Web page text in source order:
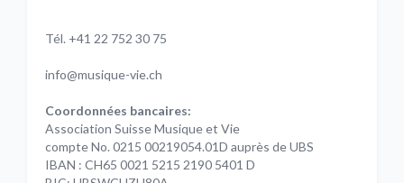
Tél. +41 22 752 30 75
info@musique-vie.ch
Coordonnées bancaires:
Association Suisse Musique et Vie
compte No. 0215 00219054.01D auprès de UBS
IBAN : CH65 0021 5215 2190 5401 D